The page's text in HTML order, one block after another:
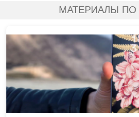
МАТЕРИАЛЫ ПО